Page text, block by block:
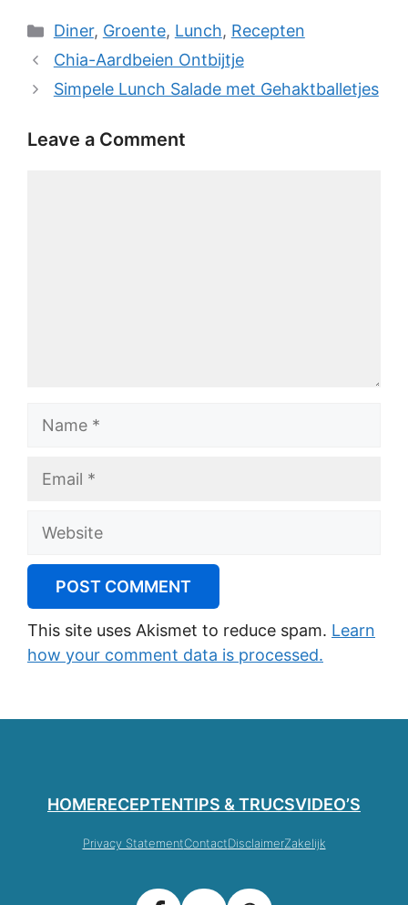
Categories
Diner, Groente, Lunch, Recepten
Chia-Aardbeien Ontbijtje
Simpele Lunch Salade met Gehaktballetjes
Leave a Comment
Name
Email
Website
This site uses Akismet to reduce spam. Learn
how your comment data is processed.
HOMERECEPTENTIPS & TRUCSVIDEO’S
Privacy StatementContactDisclaimerZakelijk